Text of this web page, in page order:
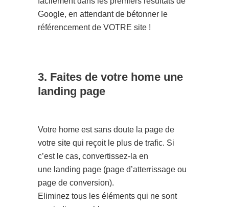
Google, en attendant de bétonner le
référencement de VOTRE site !
3. Faites de votre home une
landing page
Votre home est sans doute la page de
votre site qui reçoit le plus de trafic. Si
c’est le cas, convertissez-la en
une landing page (page d’atterrissage ou
page de conversion).
Eliminez tous les éléments qui ne sont